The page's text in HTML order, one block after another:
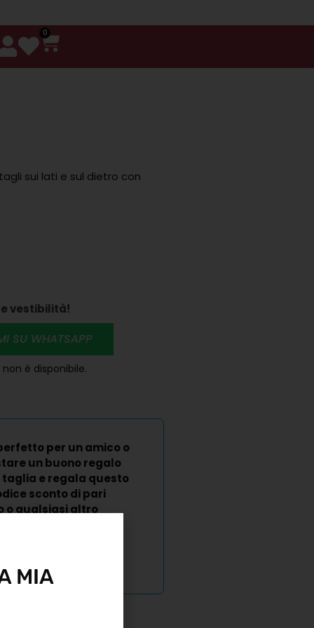
0
sui lati e sul dietro con
vestibilità!
SU WHATSAPP
è disponibile.
per un amico o
un buono regalo
e regala questo
sconto di pari
o qualsiasi altro
MIA